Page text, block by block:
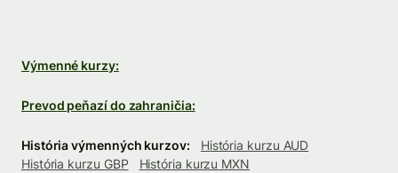
Výmenné kurzy:
Prevod peňazí do zahraničia:
História výmenných kurzov:
História kurzu AUD
História kurzu GBP
História kurzu MXN